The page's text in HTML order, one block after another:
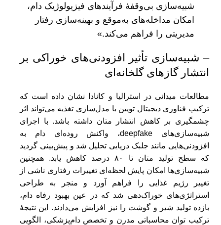
شبیه‌سازی بی‌وقفهٔ فرآیندهای فیزیولوژیک دام،
امکان مداخله‌های به‌موقع و بهینه‌سازی رفتار
مدیریتی را فراهم می‌کند.»
– شبیه‌سازی تأثیر افزودنی‌های خوراکی بر
انتشار گازهای گلخانه‌ای
مطالعات میدانی در استرالیا و کانادا نشان داده است که
ترکیب فناوری دیجیتال تویین با مدل‌سازی تغذیه می‌تواند اثر
چشمگیری بر کاهش انتشار متان داشته باشد. با اجرای
شبیه‌سازی‌های deepfake، واکنش روده‌ای دام به
افزودنی‌هایی مانند جلبک دریایی تحلیل شد و پیش‌بینی گردید
که سطح تولید متان تا ۸۰ درصد کاهش یابد. همچنین
شبیه‌سازی‌ها امکان پایش لحظه‌ای تغییرات رفتاری ناشی از
تغییر رژیم غذایی را فراهم آورد و منجر به طراحی
استراتژی‌های خوراک‌دهی شد که در عین بهبود رفاه دام،
بازده تولید شیر و گوشت را نیز افزایش می‌دادند. این نتیجهٔ
ترکیب توان محاسباتی مدرن و تخصص دام‌پزشکی، الگویی